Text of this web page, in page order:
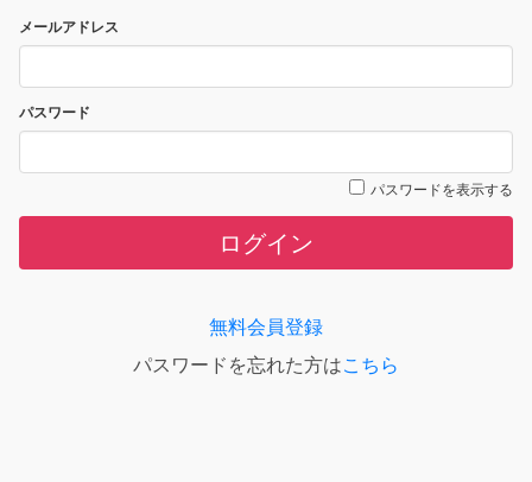
メールアドレス
パスワード
パスワードを表示する
ログイン
無料会員登録
パスワードを忘れた方はこちら